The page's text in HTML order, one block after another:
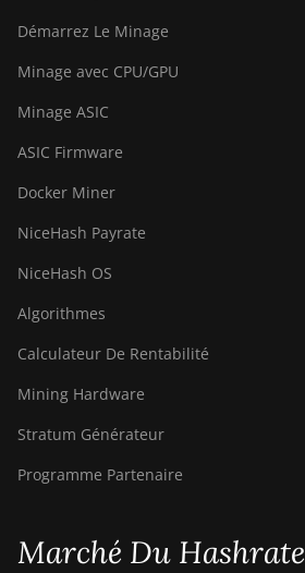
Démarrez Le Minage
Minage avec CPU/GPU
Minage ASIC
ASIC Firmware
Docker Miner
NiceHash Payrate
NiceHash OS
Algorithmes
Calculateur De Rentabilité
Mining Hardware
Stratum Générateur
Programme Partenaire
Marché Du Hashrate